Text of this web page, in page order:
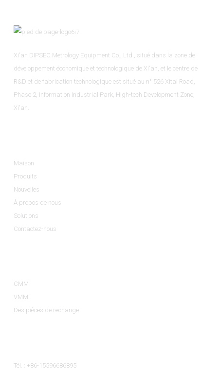
Xi'an DIPSEC Metrology Equipment Co., Ltd., situé dans la zone de
développement économique et technologique de Xi'an, et le centre de
R&D et de fabrication technologique est situé au n° 526 Xitai Road,
Phase 2, Information Industrial Park, High-tech Development Zone,
Xi'an.
Maison
Produits
Nouvelles
À propos de nous
Solutions
Contactez-nous
CMM
VMM
Des pièces de rechange
Tél. : +86-15596686895